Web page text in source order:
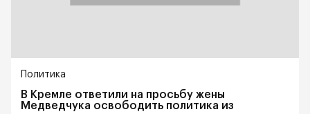
Политика
В Кремле ответили на просьбу жены
Медведчука освободить политика из